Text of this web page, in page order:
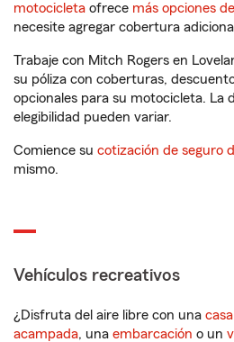
motocicleta ofrece más opciones
necesite agregar cobertura
Trabaje con Mitch Rogers en
su póliza con coberturas,
opcionales para su motocicleta. La
elegibilidad pueden variar.
Comience su cotización de seguro
mismo.
Vehículos recreativos
¿Disfruta del aire libre con una
acampada, una embarcación o un